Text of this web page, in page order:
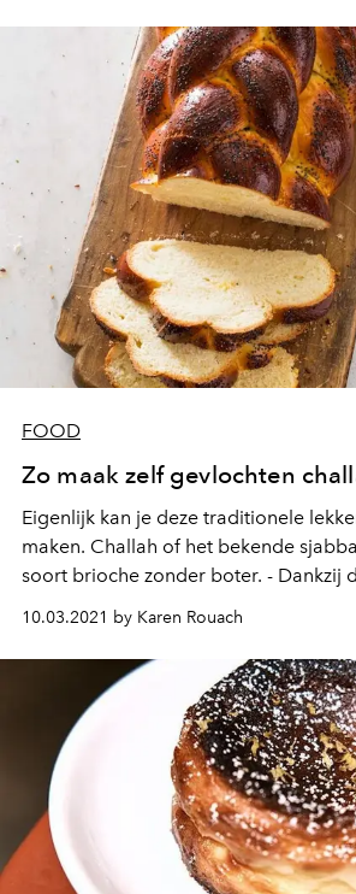
FOOD
Zo maak zelf gevlochten
Eigenlijk kan je deze traditionele
maken. Challah of het bekende
soort brioche zonder boter. - Dankzij
eenvoudig recept van Clara Slama,
kookblog Clara's Kitchenette, bak je
gevlochten broodjes.
10.03.2021 by Karen Rouach